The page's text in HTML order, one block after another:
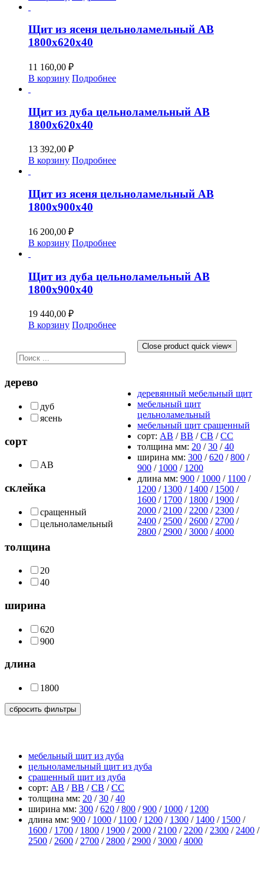
Щит из ясеня цельноламельный АВ
1800х620х40
11 160,00 ₽
В корзину Подробнее
Щит из дуба цельноламельный АВ
1800х620х40
13 392,00 ₽
В корзину Подробнее
Щит из ясеня цельноламельный АВ
1800х900х40
16 200,00 ₽
В корзину Подробнее
Щит из дуба цельноламельный АВ
1800х900х40
19 440,00 ₽
В корзину Подробнее
дерево
дуб
ясень
сорт
AB
склейка
сращенный
цельноламельный
толщина
20
40
ширина
620
900
длина
1800
сбросить фильтры
Close product quick view×
деревянный мебельный щит
мебельный щит
цельноламельный
мебельный щит сращенный
сорт: АВ /ВВ /СВ /СС
толщина мм: 20 /30 /40
ширина мм: 300 /620 /800 /
900 / 1000 / 1200
длина мм: 900 / 1000 / 1100 /
1200 / 1300 / 1400 / 1500 /
1600 / 1700 / 1800 / 1900 /
2000 / 2100 / 2200 / 2300 /
2400 / 2500 / 2600 / 2700 /
2800 / 2900 /3000 /4000
мебельный щит из дуба
цельноламельный щит из дуба
сращенный щит из дуба
сорт: АВ /ВВ /СВ /СС
толщина мм: 20 /30 /40
ширина мм: 300 /620 /800 /900 / 1000 / 1200
длина мм: 900 / 1000 / 1100 / 1200 / 1300 / 1400 / 1500 /
1600 / 1700 / 1800 / 1900 / 2000 / 2100 / 2200 / 2300 / 2400 /
2500 / 2600 / 2700 / 2800 / 2900 /3000 /4000